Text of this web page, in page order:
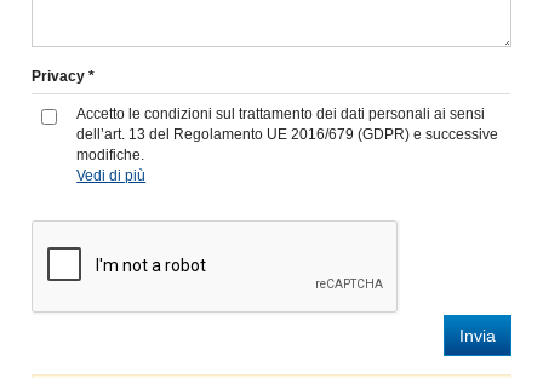
Privacy *
Accetto le condizioni sul trattamento dei dati personali ai sensi
dell’art. 13 del Regolamento UE 2016/679 (GDPR) e successive
modifiche.
Vedi di più
Invia